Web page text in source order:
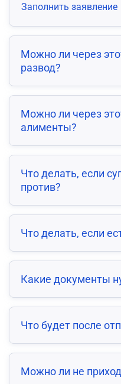
Заполнить заявление
Можно ли через
развод?
Можно ли через
алименты?
Что делать, если
против?
Что делать, если
Какие документы
Что будет после
Можно ли не